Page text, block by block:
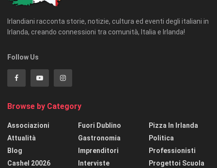
Irlandiani racconta storie, notizie, cultura ed eventi degli italiani in
Irlanda, creando connessioni tra comunità, Italia e Irlanda!
Follow Us
Browse by Category
Associazioni
Attualità
Blog
Cashel 20026
Fuori Dublino
Gastronomia
Imprenditori
Interviste
Pizza In Irlanda
Politica
Professionisti
Progettoi Scuola